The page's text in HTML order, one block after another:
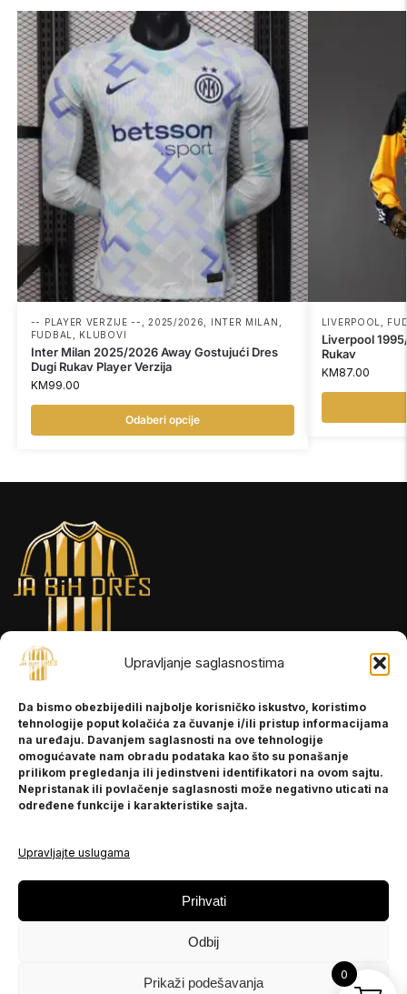
Upravljanje saglasnostima
Da bismo obezbijedili najbolje korisničko iskustvo, koristimo
tehnologije poput kolačića za čuvanje i/ili pristup informacijama
na uređaju. Davanjem saglasnosti na ove tehnologije
omogućavate nam obradu podataka kao što su ponašanje
prilikom pregledanja ili jedinstveni identifikatori na ovom sajtu.
Nepristanak ili povlačenje saglasnosti može negativno uticati na
određene funkcije i karakteristike sajta.
Upravljajte uslugama
Prihvati
Odbij
Prikaži podešavanja
-- PLAYER VERZIJE -- ,2025/2026 INTER MILAN
FUDBAL
KLUBOVI
Inter Milan 2025/2026 Away Gostujući Dres
Dugi Rukav Player Verzija
KM99.00
Odaberi opcije
LIVERPOOL
Liverpool
Rukav
KM87.00
INFORMACIJE
O nama
Kontakt
POMOĆ
Politika privatnosti
PRATITE NAS
Instagram
0